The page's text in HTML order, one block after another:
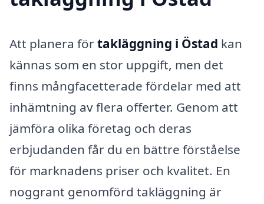
Att planera förtakläggning i Östad kan
kännas som en stor uppgift, men det
finns mångfacetterade fördelar med att
inhämtning av flera offerter. Genom att
jämföra olika företag och deras
erbjudanden får du en bättre förståelse
för marknadens priser och kvalitet. En
noggrant genomförd takläggning är